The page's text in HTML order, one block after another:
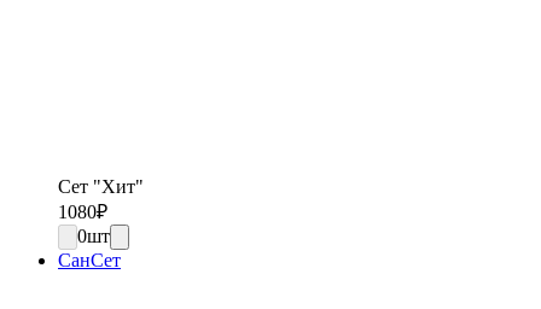
Сет "Хит"
1080₽
0шт
СанСет